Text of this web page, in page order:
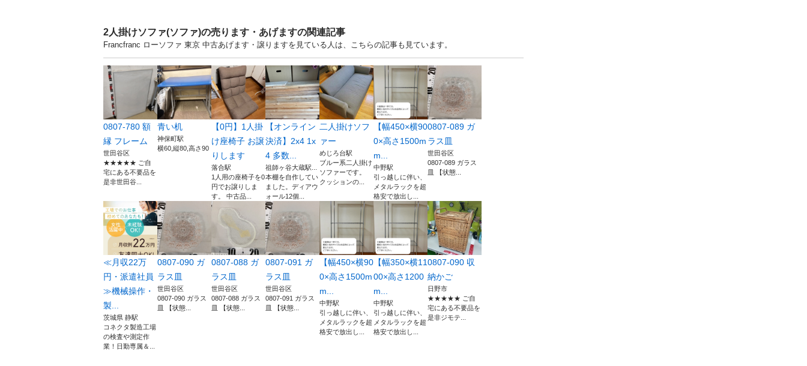
2人掛けソファ(ソファ)の売ります・あげますの関連記事
Francfranc ローソファ 東京 中古あげます・譲りますを見ている人は、こちらの記事も見ています。
0807-780 額
縁 フレーム
世田谷区
★★★★★ ご自
宅にある不要品を
是非世田谷...
青い机
神保町駅
横60,縦80,高さ90
【0円】1人掛
け座椅子 お譲
りします
落合駅
1人用の座椅子を0
円でお譲りしま
す。 中古品...
【オンライン
決済】2x4 1x
4 多数...
祖師ヶ谷大蔵駅...
本棚を自作してい
ました。ディアウ
ォール12個...
二人掛けソフ
ァー
めじろ台駅
ブルー系二人掛け
ソファーです。
クッションの...
【幅450×横90
0×高さ1500m
m...
中野駅
引っ越しに伴い、
メタルラックを超
格安で放出し...
0807-089 ガ
ラス皿
世田谷区
0807-089 ガラス
皿 【状態...
≪月収22万
円・派遣社員
≫機械操作・
製...
茨城県 静駅
コネクタ製造工場
の検査や測定作
業！日勤専属＆...
0807-090 ガ
ラス皿
世田谷区
0807-090 ガラス
皿 【状態...
0807-088 ガ
ラス皿
世田谷区
0807-088 ガラス
皿 【状態...
0807-091 ガ
ラス皿
世田谷区
0807-091 ガラス
皿 【状態...
【幅450×横90
0×高さ1500m
m...
中野駅
引っ越しに伴い、
メタルラックを超
格安で放出し...
【幅350×横11
00×高さ1200
m...
中野駅
引っ越しに伴い、
メタルラックを超
格安で放出し...
0807-090 収
納かご
日野市
★★★★★ ご自
宅にある不要品を
是非ジモテ...